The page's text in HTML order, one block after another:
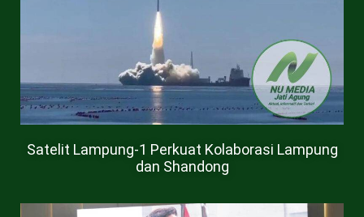
Satelit Lampung-1 Perkuat Kolaborasi Lampung
dan Shandong